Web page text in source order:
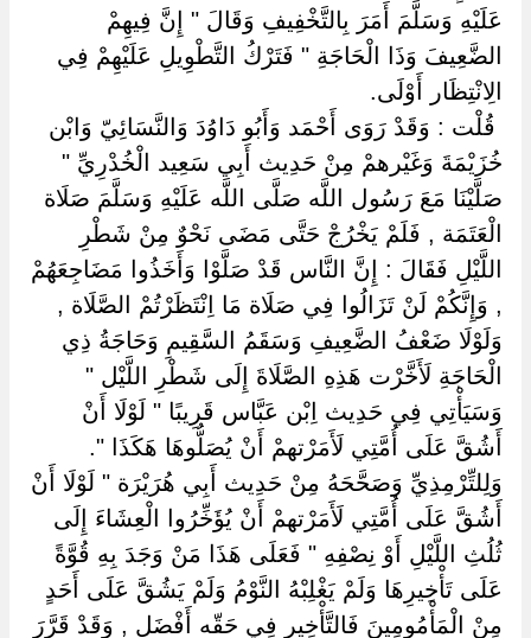
عَلَيْهِ وَسَلَّمَ أَمَرَ بِالتَّخْفِيفِ وَقَالَ " إِنَّ فِيهِمْ
الضَّعِيفَ وَذَا الْحَاجَةِ " فَتَرْكُ التَّطْوِيلِ عَلَيْهِمْ فِي
الِانْتِظَار أَوْلَى.
‏ ‏قُلْت : وَقَدْ رَوَى أَحْمَد وَأَبُو دَاوُدَ وَالنَّسَائِيّ وَابْن
خُزَيْمَةَ وَغَيْرهمْ مِنْ حَدِيث أَبِي سَعِيد الْخُدْرِيِّ "
صَلَّيْنَا مَعَ رَسُول اللَّه صَلَّى اللَّه عَلَيْهِ وَسَلَّمَ صَلَاة
الْعَتَمَة , فَلَمْ يَخْرُجْ حَتَّى مَضَى نَحْوٌ مِنْ شَطْرِ
اللَّيْلِ فَقَالَ : إِنَّ النَّاس قَدْ صَلَّوْا وَأَخَذُوا مَضَاجِعَهُمْ
, وَإِنَّكُمْ لَنْ تَزَالُوا فِي صَلَاة مَا اِنْتَظَرْتُمْ الصَّلَاة ,
وَلَوْلَا ضَعْفُ الضَّعِيفِ وَسَقَمُ السَّقِيمِ وَحَاجَةُ ذِي
الْحَاجَةِ لَأَخَّرْت هَذِهِ الصَّلَاةَ إِلَى شَطْرِ اللَّيْل "
وَسَيَأْتِي فِي حَدِيث اِبْن عَبَّاس قَرِيبًا " لَوْلَا أَنْ
أَشُقَّ عَلَى أُمَّتِي لَأَمَرْتهمْ أَنْ يُصَلُّوهَا هَكَذَا ".
وَلِلتِّرْمِذِيِّ وَصَحَّحَهُ مِنْ حَدِيث أَبِي هُرَيْرَة " لَوْلَا أَنْ
أَشُقَّ عَلَى أُمَّتِي لَأَمَرْتهمْ أَنْ يُؤَخِّرُوا الْعِشَاءَ إِلَى
ثُلُثِ اللَّيْلِ أَوْ نِصْفِهِ " فَعَلَى هَذَا مَنْ وَجَدَ بِهِ قُوَّةً
عَلَى تَأْخِيرِهَا وَلَمْ يَغْلِبْهُ النَّوْمُ وَلَمْ يَشُقَّ عَلَى أَحَدٍ
مِنْ الْمَأْمُومِينَ فَالتَّأْخِير فِي حَقّه أَفْضَل , وَقَدْ قَرَّرَ